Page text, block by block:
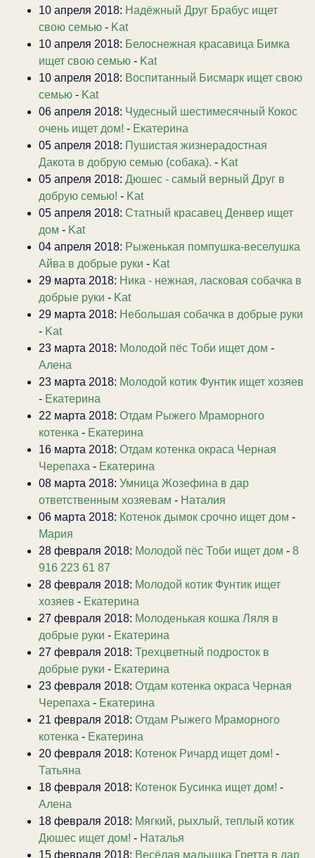
10 апреля 2018: Надёжный Друг Брабус ищет
свою семью - Kat
10 апреля 2018: Белоснежная красавица Бимка
ищет свою семью - Kat
10 апреля 2018: Воспитанный Бисмарк ищет свою
семью - Kat
06 апреля 2018: Чудесный шестимесячный Кокос
очень ищет дом! - Екатерина
05 апреля 2018: Пушистая жизнерадостная
Дакота в добрую семью (собака). - Kat
05 апреля 2018: Дюшес - самый верный Друг в
добрую семью! - Kat
05 апреля 2018: Статный красавец Денвер ищет
дом - Kat
04 апреля 2018: Рыженькая помпушка-веселушка
Айва в добрые руки - Kat
29 марта 2018: Ника - нежная, ласковая собачка в
добрые руки - Kat
29 марта 2018: Небольшая собачка в добрые руки
- Kat
23 марта 2018: Молодой пёс Тоби ищет дом -
Алена
23 марта 2018: Молодой котик Фунтик ищет хозяев
- Екатерина
22 марта 2018: Отдам Рыжего Мраморного
котенка - Екатерина
16 марта 2018: Отдам котенка окраса Черная
Черепаха - Екатерина
08 марта 2018: Умница Жозефина в дар
ответственным хозяевам - Наталия
06 марта 2018: Котенок дымок срочно ищет дом -
Мария
28 февраля 2018: Молодой пёс Тоби ищет дом - 8
916 223 61 87
28 февраля 2018: Молодой котик Фунтик ищет
хозяев - Екатерина
27 февраля 2018: Молоденькая кошка Ляля в
добрые руки - Екатерина
27 февраля 2018: Трехцветный подросток в
добрые руки - Екатерина
23 февраля 2018: Отдам котенка окраса Черная
Черепаха - Екатерина
21 февраля 2018: Отдам Рыжего Мраморного
котенка - Екатерина
20 февраля 2018: Котенок Ричард ищет дом! -
Татьяна
18 февраля 2018: Котенок Бусинка ищет дом! -
Алена
18 февраля 2018: Мягкий, рыхлый, теплый котик
Дюшес ищет дом! - Наталья
15 февраля 2018: Весёлая малышка Гретта в дар